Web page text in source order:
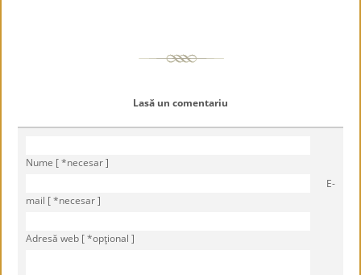
Lasă un comentariu
Nume [ *necesar ]
E-
mail [ *necesar ]
Adresă web [ *opţional ]